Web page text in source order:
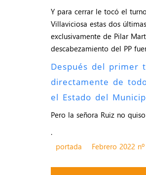
Y para cerrar le tocó el
Villaviciosa estas dos
exclusivamente de Pilar
descabezamiento del PP
Después del primer
directamente de
el Estado del
Pero la señora Ruiz no
.
portada
Febrero 2022